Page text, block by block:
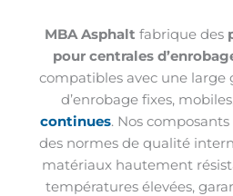
MBA Asphalt fabrique des
pour centrales
compatibles avec une large
d’enrobage fixes,
continues. Nos
des normes de qualité
matériaux hautement
températures élevées,